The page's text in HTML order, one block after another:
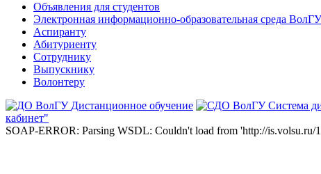
Объявления для студентов
Электронная информационно-образовательная среда ВолГУ
Аспиранту
Абитуриенту
Сотруднику
Выпускнику
Волонтеру
Дистанционное обучение
Система
кабинет"
SOAP-ERROR: Parsing WSDL: Couldn't load from 'http://